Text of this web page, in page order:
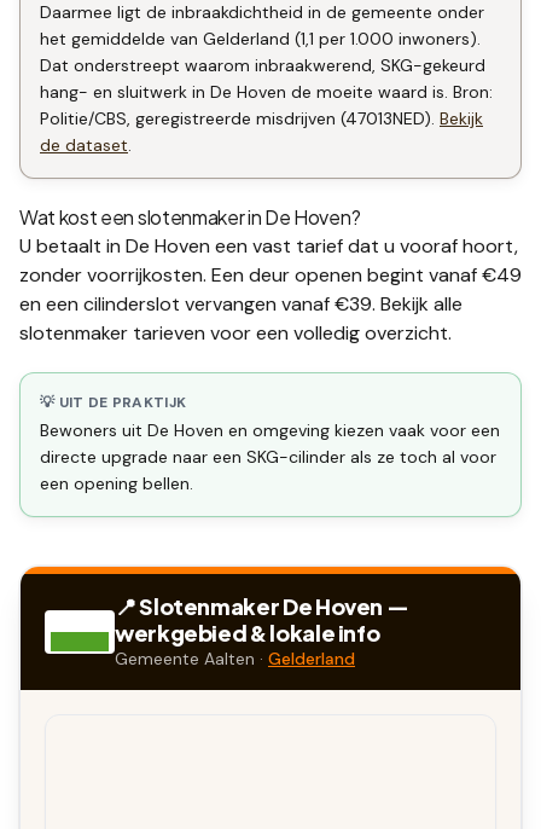
Daarmee ligt de inbraakdichtheid in de gemeente onder
het gemiddelde van Gelderland (1,1 per 1.000 inwoners).
Dat onderstreept waarom inbraakwerend, SKG-gekeurd
hang- en sluitwerk in De Hoven de moeite waard is. Bron:
Politie/CBS, geregistreerde misdrijven (47013NED). Bekijk
de dataset.
Wat kost een slotenmaker inDe Hoven?
U betaalt in De Hoven een vast tarief dat u vooraf hoort,
zonder voorrijkosten. Een deur openen begint vanaf €49
en een cilinderslot vervangen vanaf €39. Bekijk alle
slotenmaker tarieven voor een volledig overzicht.
💡 UIT DE PRAKTIJK
Bewoners uit De Hoven en omgeving kiezen vaak voor een
directe upgrade naar een SKG-cilinder als ze toch al voor
een opening bellen.
📍 SlotenmakerDe Hoven —
werkgebied & lokale info
Gemeente Aalten · Gelderland